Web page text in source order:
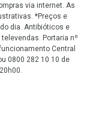
via internet. As
*Preços e
dia. Antibióticos e
Portaria nº
Central
0800 282 10 10 de